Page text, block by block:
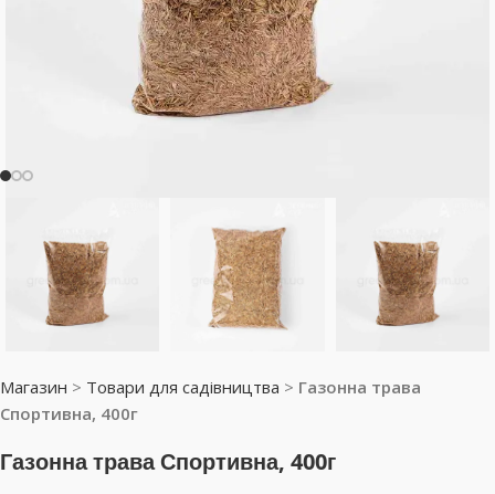
Магазин > Товари для садівництва > Газонна трава
Спортивна, 400г
Газонна трава Спортивна, 400г